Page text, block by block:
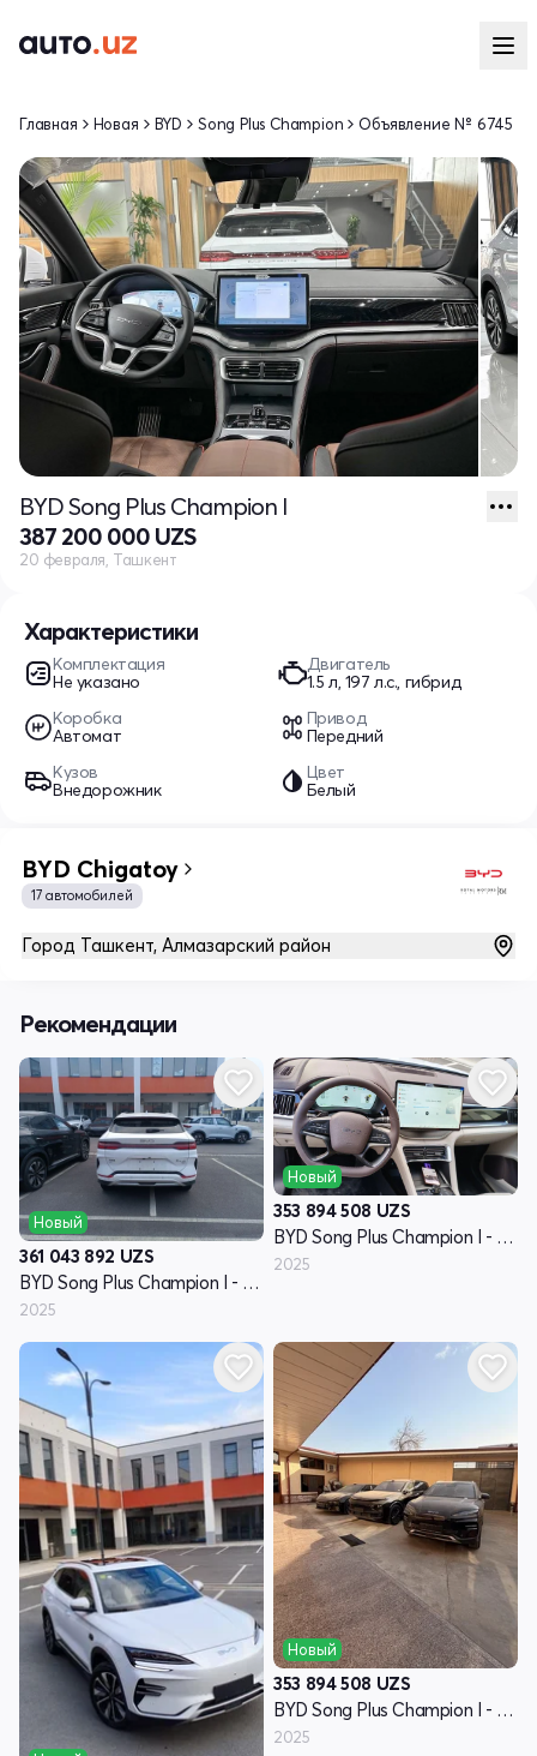
Характеристики
Комплектация
Не указано
Двигатель
1.5 л, 197 л.с., гибрид
Коробка
Автомат
Привод
Передний
Кузов
Внедорожник
Цвет
Белый
Главная Новая BYD Song Plus Champion Объявление № 6745
BYD Song Plus Champion I
387 200 000 UZS
20 февраля, Ташкент
BYD Chigatoy
17 автомобилей
Город Ташкент, Алмазарский район
Рекомендации
Новый
361 043 892 UZS
BYD Song Plus Champion I - поколение
2025
Новый
353 894 508 UZS
BYD Song Plus Champion I - поколение
2025
Новый
353 894 508 UZS
BYD Song Plus Champion I - поколение
2025